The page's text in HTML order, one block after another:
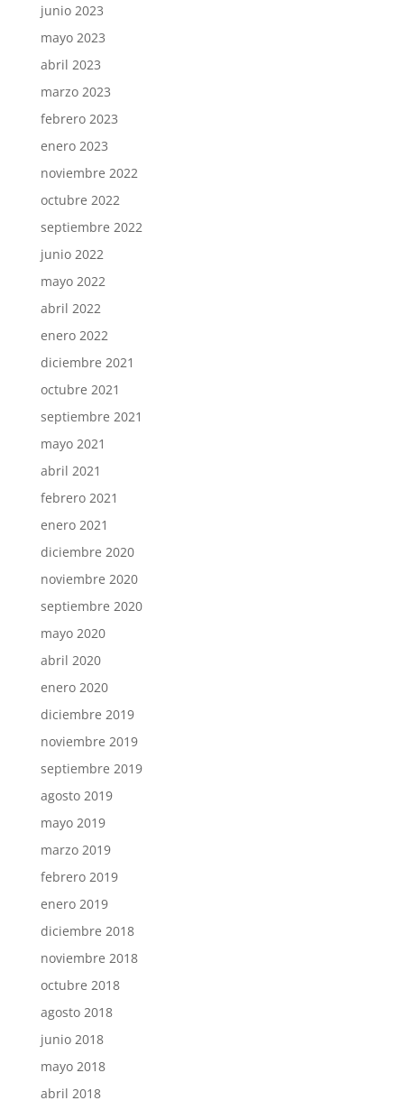
junio 2023
mayo 2023
abril 2023
marzo 2023
febrero 2023
enero 2023
noviembre 2022
octubre 2022
septiembre 2022
junio 2022
mayo 2022
abril 2022
enero 2022
diciembre 2021
octubre 2021
septiembre 2021
mayo 2021
abril 2021
febrero 2021
enero 2021
diciembre 2020
noviembre 2020
septiembre 2020
mayo 2020
abril 2020
enero 2020
diciembre 2019
noviembre 2019
septiembre 2019
agosto 2019
mayo 2019
marzo 2019
febrero 2019
enero 2019
diciembre 2018
noviembre 2018
octubre 2018
agosto 2018
junio 2018
mayo 2018
abril 2018